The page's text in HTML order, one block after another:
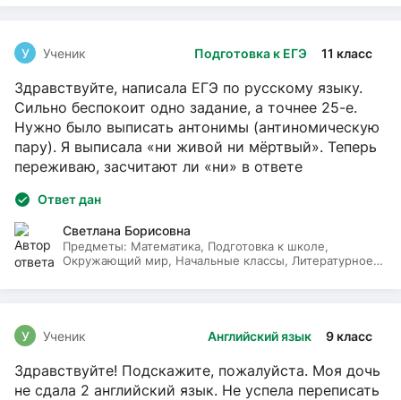
Подготовка к ЕГЭ 11 класс
У Ученик
Здравствуйте, написала ЕГЭ по русскому языку.
Сильно беспокоит одно задание, а точнее 25-е.
Нужно было выписать антонимы (антиномическую
пару). Я выписала «ни живой ни мёртвый». Теперь
переживаю, засчитают ли «ни» в ответе
Ответ дан
Светлана Борисовна
Предметы: Математика, Подготовка к школе,
Окружающий мир, Начальные классы, Литературное
Английский язык 9 класс
У Ученик
Здравствуйте! Подскажите, пожалуйста. Моя дочь
не сдала 2 английский язык. Не успела переписать